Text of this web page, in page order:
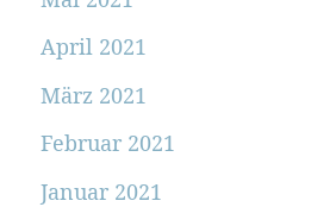
April 2021
März 2021
Februar 2021
Januar 2021